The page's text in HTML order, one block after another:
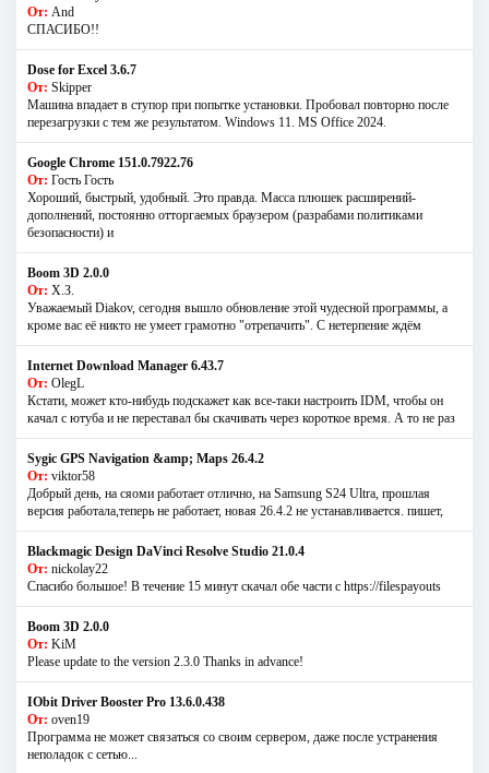
От: And
СПАСИБО!!
Dose for Excel 3.6.7
От: Skipper
Машина впадает в ступор при попытке установки. Пробовал повторно после
перезагрузки с тем же результатом. Windows 11. MS Offiсe 2024.
Google Chrome 151.0.7922.76
От: Гость Гость
Хороший, быстрый, удобный. Это правда. Масса плюшек расширений-
дополнений, постоянно отторгаемых браузером (разрабами политиками
безопасности) и
Boom 3D 2.0.0
От: Х.З.
Уважаемый Diakov, сегодня вышло обновление этой чудесной программы, а
кроме вас её никто не умеет грамотно "отрепачить". С нетерпение ждём
Internet Download Manager 6.43.7
От: OlegL
Кстати, может кто-нибудь подскажет как все-таки настроить IDM, чтобы он
качал с ютуба и не переставал бы скачивать через короткое время. А то не раз
Sygic GPS Navigation &amp; Maps 26.4.2
От: viktor58
Добрый день, на сяоми работает отлично, на Samsung S24 Ultra, прошлая
версия работала,теперь не работает, новая 26.4.2 не устанавливается. пишет,
Blackmagic Design DaVinci Resolve Studio 21.0.4
От: nickolay22
Спасибо большое! В течение 15 минут скачал обе части с https://filespayouts
Boom 3D 2.0.0
От: KiM
Please update to the version 2.3.0 Thanks in advance!
IObit Driver Booster Pro 13.6.0.438
От: oven19
Программа не может связаться со своим сервером, даже после устранения
неполадок с сетью...